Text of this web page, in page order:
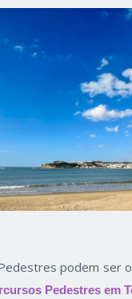
podem ser
Pedestres em